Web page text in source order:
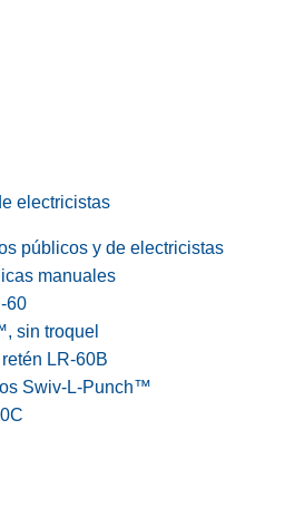
electricistas
públicos y de electricistas
manuales
60
sin troquel
LR-60B
Swiv-L-Punch™